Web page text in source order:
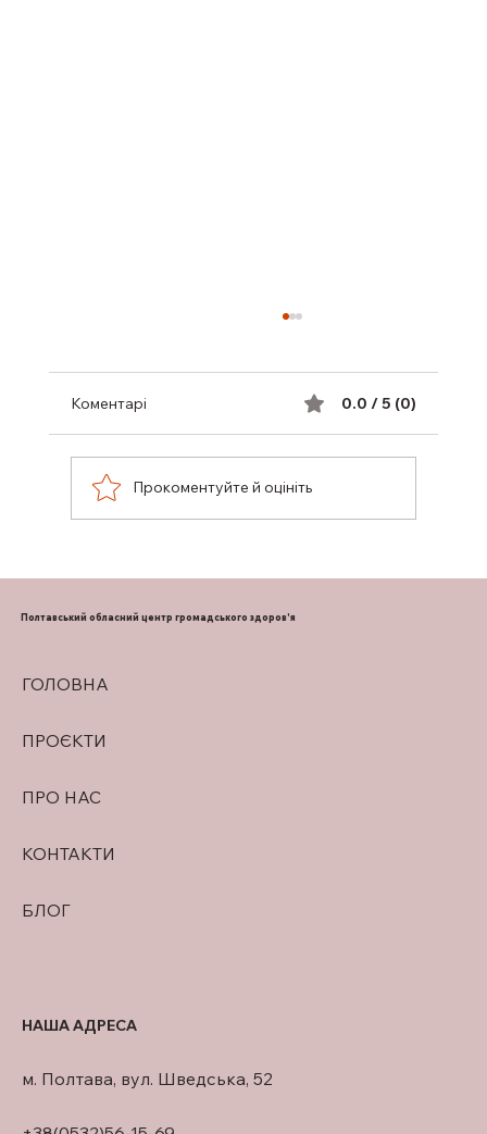
Коментарі 0.0 / 5 (0)
Прокоментуйте й оцініть
ГОЛОВНА
ПРОЄКТИ
ПРО НАС
КОНТАКТИ
БЛОГ
Полтавський обласний центр громадського здоров'я
м. Полтава, вул. Шведська, 52
НАША АДРЕСА